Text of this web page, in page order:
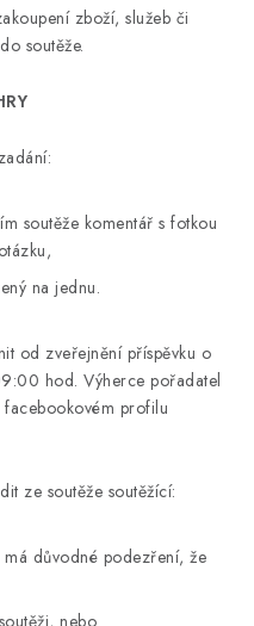
zboží, služeb či
soutěže.
soutěže komentář s fotkou
na jednu.
od zveřejnění příspěvku o
hod. Výherce pořadatel
profilu
ze soutěže soutěžící:
důvodné podezření, že